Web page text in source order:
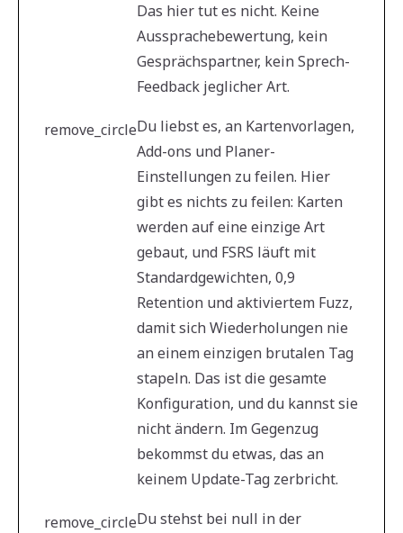
Das hier tut es nicht. Keine
Aussprachebewertung, kein
Gesprächspartner, kein Sprech-
Feedback jeglicher Art.
remove_circleDu liebst es, an Kartenvorlagen,
Add-ons und Planer-
Einstellungen zu feilen. Hier
gibt es nichts zu feilen: Karten
werden auf eine einzige Art
gebaut, und FSRS läuft mit
Standardgewichten, 0,9
Retention und aktiviertem Fuzz,
damit sich Wiederholungen nie
an einem einzigen brutalen Tag
stapeln. Das ist die gesamte
Konfiguration, und du kannst sie
nicht ändern. Im Gegenzug
bekommst du etwas, das an
keinem Update-Tag zerbricht.
remove_circleDu stehst bei null in der